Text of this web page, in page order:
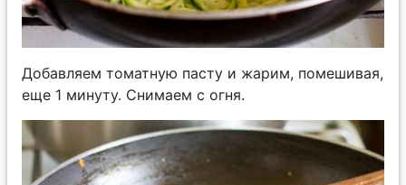
Добавляем томатную пасту и жарим, помешивая,
еще 1 минуту. Снимаем с огня.